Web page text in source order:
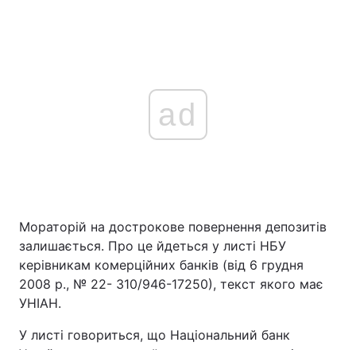
ad
Мораторій на дострокове повернення депозитів
залишається. Про це йдеться у листі НБУ
керівникам комерційних банків (від 6 грудня
2008 р., № 22- 310/946-17250), текст якого має
УНІАН.
У листі говориться, що Національний банк